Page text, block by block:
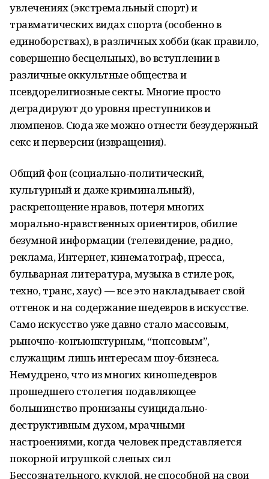
увлечениях (экстремальный спорт) и
травматических видах спорта (особенно в
единоборствах), в различных хобби (как правило,
совершенно бесцельных), во вступлении в
различные оккультные общества и
псевдорелигиозные секты. Многие просто
деградируют до уровня преступников и
люмпенов. Сюда же можно отнести безудержный
секс и перверсии (извращения).
Общий фон (социально-политический,
культурный и даже криминальный),
раскрепощение нравов, потеря многих
морально-нравственных ориентиров, обилие
безумной информации (телевидение, радио,
реклама, Интернет, кинематограф, пресса,
бульварная литература, музыка в стиле рок,
техно, транс, хаус) — все это накладывает свой
оттенок и на содержание шедевров в искусстве.
Само искусство уже давно стало массовым,
рыночно-конъюнктурным, “попсовым”,
служащим лишь интересам шоу-бизнеса.
Немудрено, что из многих киношедевров
прошедшего столетия подавляющее
большинство пронизаны суицидально-
деструктивным духом, мрачными
настроениями, когда человек представляется
покорной игрушкой слепых сил
Бессознательного, куклой, не способной на свои